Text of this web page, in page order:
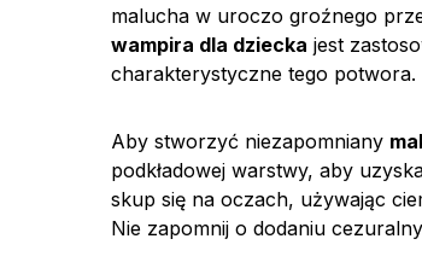
malucha w uroczo groźnego
wampira dla dziecka jest
charakterystyczne tego potwora.
Aby stworzyć niezapomniany
podkładowej warstwy, aby
skup się na oczach, używając
Nie zapomnij o dodaniu